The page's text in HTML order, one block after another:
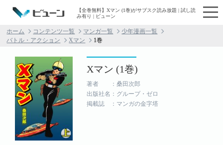
【全巻無料】Xマン (1巻)がサブスク読み放題 | 試し読
み有り | ビューン
ホーム コンテンツ一覧 マンガ一覧
少年漫画一覧
バトル・アクション
Xマン 1巻
Xマン (1巻)
著者 ：桑田次郎
出版社名：グループ・ゼロ
掲載誌 ：マンガの金字塔